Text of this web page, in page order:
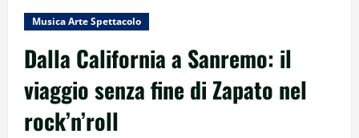
Musica Arte Spettacolo
Dalla California a Sanremo: il
viaggio senza fine di Zapato nel
rock’n’roll